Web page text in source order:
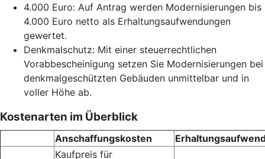
4.000 Euro: Auf Antrag werden Modernisierungen bis
4.000 Euro netto als Erhaltungsaufwendungen
gewertet.
Denkmalschutz: Mit einer steuerrechtlichen
Vorabbescheinigung setzen Sie Modernisierungen bei
denkmalgeschützten Gebäuden unmittelbar und in
voller Höhe ab.
Kostenarten im Überblick
Anschaffungskosten
Kaufpreis für